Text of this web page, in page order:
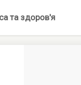
та здоров'я